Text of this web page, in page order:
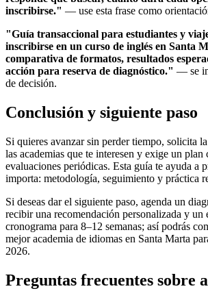
inscribirse." — use esta frase como
"Guía transaccional para estudiantes y
inscribirse en un curso de inglés en Santa
comparativa de formatos, resultados
acción para reserva de diagnóstico." — se
de decisión.
Conclusión y siguiente paso
Si quieres avanzar sin perder tiempo, solicita
las academias que te interesen y exige un
evaluaciones periódicas. Esta guía te ayuda a
importa: metodología, seguimiento y práctica
Si deseas dar el siguiente paso, agenda un
recibir una recomendación personalizada y un
cronograma para 8–12 semanas; así podrás
mejor academia de idiomas en Santa Marta
2026.
Preguntas frecuentes sobre